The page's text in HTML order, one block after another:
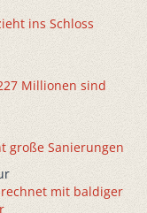
ins Schloss
Millionen sind
große Sanierungen
mit baldiger